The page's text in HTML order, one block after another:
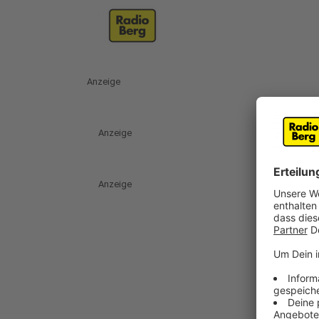
Anzeige
Anzeige
Anzeige